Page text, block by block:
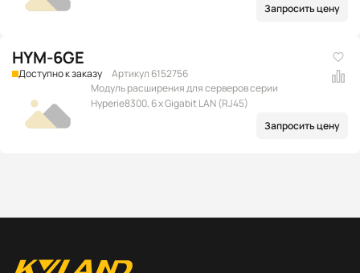
Запросить цену
HYM-6GE
Доступно к заказу
Артикул 6152756
Модуль расширения для серверов серии
Hyperie8300, 6 x Gigabit LAN (RJ45)
Запросить цену